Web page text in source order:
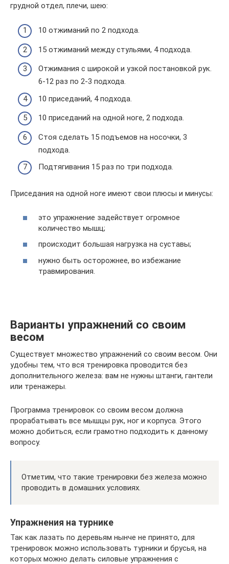
грудной отдел, плечи, шею:
10 отжиманий по 2 подхода.
15 отжиманий между стульями, 4 подхода.
Отжимания с широкой и узкой постановкой рук.
6-12 раз по 2-3 подхода.
10 приседаний, 4 подхода.
10 приседаний на одной ноге, 2 подхода.
Стоя сделать 15 подъемов на носочки, 3
подхода.
Подтягивания 15 раз по три подхода.
Приседания на одной ноге имеют свои плюсы и минусы:
это упражнение задействует огромное
количество мышц;
происходит большая нагрузка на суставы;
нужно быть осторожнее, во избежание
травмирования.
Варианты упражнений со своим
весом
Существует множество упражнений со своим весом. Они
удобны тем, что вся тренировка проводится без
дополнительного железа: вам не нужны штанги, гантели
или тренажеры.
Программа тренировок со своим весом должна
прорабатывать все мышцы рук, ног и корпуса. Этого
можно добиться, если грамотно подходить к данному
вопросу.
Отметим, что такие тренировки без железа можно
проводить в домашних условиях.
Упражнения на турнике
Так как лазать по деревьям нынче не принято, для
тренировок можно использовать турники и брусья, на
которых можно делать силовые упражнения с